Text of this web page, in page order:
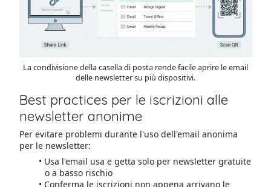
La condivisione della casella di posta rende facile aprire le email
delle newsletter su più dispositivi.
Best practices per le iscrizioni alle
newsletter anonime
Per evitare problemi durante l'uso dell'email anonima
per le newsletter:
Usa l'email usa e getta solo per newsletter gratuite
o a basso rischio
Conferma le iscrizioni non appena arrivano le